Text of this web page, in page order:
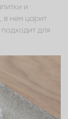
и
в нем царит
для